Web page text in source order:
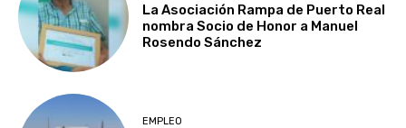
La Asociación Rampa de Puerto Real
nombra Socio de Honor a Manuel
Rosendo Sánchez
EMPLEO